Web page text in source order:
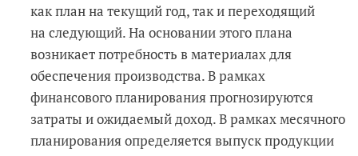
как план на текущий год, так и переходящий
на следующий. На основании этого плана
возникает потребность в материалах для
обеспечения производства. В рамках
финансового планирования прогнозируются
затраты и ожидаемый доход. В рамках месячного
планирования определяется выпуск продукции